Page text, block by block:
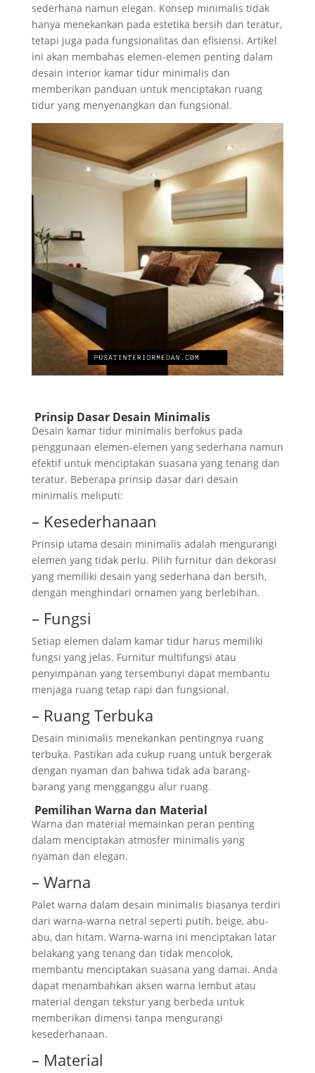
sederhana namun elegan. Konsep minimalis tidak
hanya menekankan pada estetika bersih dan teratur,
tetapi juga pada fungsionalitas dan efisiensi. Artikel
ini akan membahas elemen-elemen penting dalam
desain interior kamar tidur minimalis dan
memberikan panduan untuk menciptakan ruang
tidur yang menyenangkan dan fungsional.
Prinsip Dasar Desain Minimalis
Desain kamar tidur minimalis berfokus pada
penggunaan elemen-elemen yang sederhana namun
efektif untuk menciptakan suasana yang tenang dan
teratur. Beberapa prinsip dasar dari desain
minimalis meliputi:
– Kesederhanaan
Prinsip utama desain minimalis adalah mengurangi
elemen yang tidak perlu. Pilih furnitur dan dekorasi
yang memiliki desain yang sederhana dan bersih,
dengan menghindari ornamen yang berlebihan.
– Fungsi
Setiap elemen dalam kamar tidur harus memiliki
fungsi yang jelas. Furnitur multifungsi atau
penyimpanan yang tersembunyi dapat membantu
menjaga ruang tetap rapi dan fungsional.
– Ruang Terbuka
Desain minimalis menekankan pentingnya ruang
terbuka. Pastikan ada cukup ruang untuk bergerak
dengan nyaman dan bahwa tidak ada barang-
barang yang mengganggu alur ruang.
Pemilihan Warna dan Material
Warna dan material memainkan peran penting
dalam menciptakan atmosfer minimalis yang
nyaman dan elegan.
– Warna
Palet warna dalam desain minimalis biasanya terdiri
dari warna-warna netral seperti putih, beige, abu-
abu, dan hitam. Warna-warna ini menciptakan latar
belakang yang tenang dan tidak mencolok,
membantu menciptakan suasana yang damai. Anda
dapat menambahkan aksen warna lembut atau
material dengan tekstur yang berbeda untuk
memberikan dimensi tanpa mengurangi
kesederhanaan.
– Material